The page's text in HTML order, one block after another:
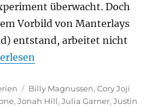
überwacht. Doch
Vorbild von Manterlays
entstand, arbeitet nicht
Schlagwörter
Billy Magnussen,Cory Joji
,Jonah Hill,Julia Garner,Justin